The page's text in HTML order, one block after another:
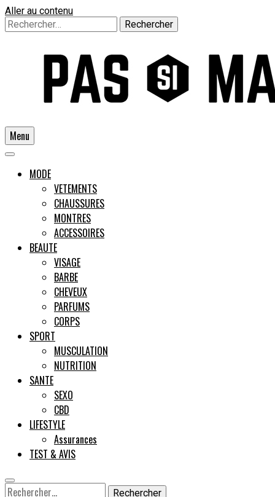
Aller au contenu
Rechercher :
Pas si
Male
Un guide pour l'homme moderne
Menu
MODE
VETEMENTS
CHAUSSURES
MONTRES
ACCESSOIRES
BEAUTE
VISAGE
BARBE
CHEVEUX
PARFUMS
CORPS
SPORT
MUSCULATION
NUTRITION
SANTE
SEXO
CBD
LIFESTYLE
Assurances
TEST & AVIS
Rechercher :